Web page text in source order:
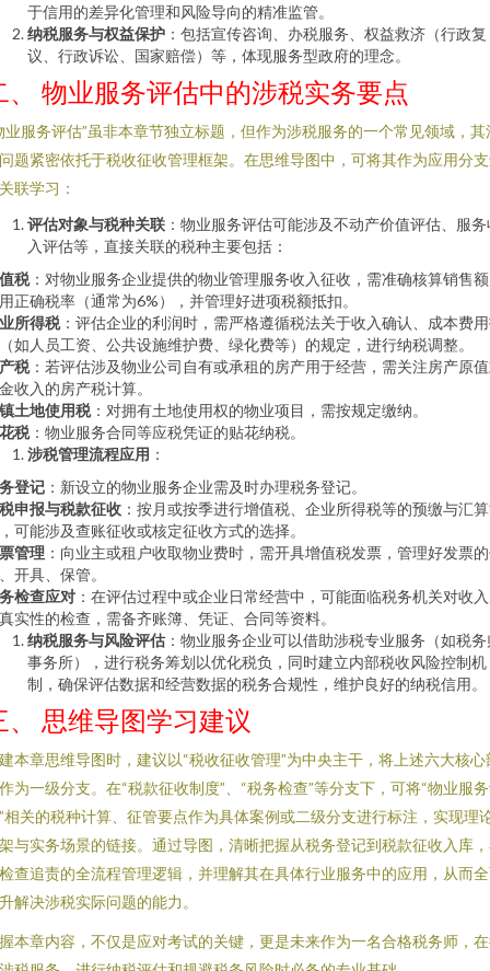
于信用的差异化管理和风险导向的精准监管。
纳税服务与权益保护 ：包括宣传咨询、办税服务、权益救济（行政复
议、行政诉讼、国家赔偿）等，体现服务型政府的理念。
、 物业服务评估中的涉税实务要点
业服务评估”虽非本章节独立标题，但作为涉税服务的一个常见领域，其
题紧密依托于税收征收管理框架。在思维导图中，可将其作为应用分
联学习：
评估对象与税种关联 ：物业服务评估可能涉及不动产价值评估、服
入评估等，直接关联的税种主要包括：
税：对物业服务企业提供的物业管理服务收入征收，需准确核算销售
正确税率（通常为6%），并管理好进项税额抵扣。
所得税：评估企业的利润时，需严格遵循税法关于收入确认、成本费
如人员工资、公共设施维护费、绿化费等）的规定，进行纳税调整。
税：若评估涉及物业公司自有或承租的房产用于经营，需关注房产原
收入的房产税计算。
土地使用税：对拥有土地使用权的物业项目，需按规定缴纳。
税：物业服务合同等应税凭证的贴花纳税。
涉税管理流程应用 ：
登记 ：新设立的物业服务企业需及时办理税务登记。
申报与税款征收 ：按月或按季进行增值税、企业所得税等的预缴与汇
可能涉及查账征收或核定征收方式的选择。
管理 ：向业主或租户收取物业费时，需开具增值税发票，管理好发票
开具、保管。
检查应对 ：在评估过程中或企业日常经营中，可能面临税务机关对收
实性的检查，需备齐账簿、凭证、合同等资料。
纳税服务与风险评估 ：物业服务企业可以借助涉税专业服务（如税
事务所），进行税务筹划以优化税负，同时建立内部税收风险控制机
制，确保评估数据和经营数据的税务合规性，维护良好的纳税信用。
、 思维导图学习建议
本章思维导图时，建议以“税收征收管理”为中央主干，将上述六大核心
为一级分支。在“税款征收制度”、“税务检查”等分支下，可将“物业服
相关的税种计算、征管要点作为具体案例或二级分支进行标注，实现理
与实务场景的链接。通过导图，清晰把握从税务登记到税款征收入库
查追责的全流程管理逻辑，并理解其在具体行业服务中的应用，从而
解决涉税实际问题的能力。
本章内容，不仅是应对考试的关键，更是未来作为一名合格税务师，